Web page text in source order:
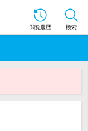
閲覧履歴 検索